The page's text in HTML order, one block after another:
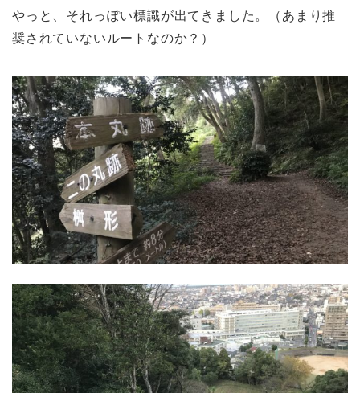
やっと、それっぽい標識が出てきました。（あまり推
奨されていないルートなのか？）